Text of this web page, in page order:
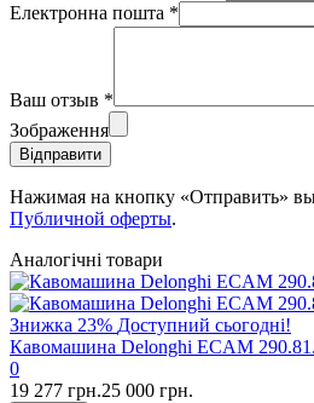
Електронна пошта *
Ваш отзыв *
Зображення
Відправити
Нажимая на кнопку «Отправить»
Публичной оферты.
Аналогічні товари
Знижка 23% Доступний сьогодні!
Кавомашина Delonghi ECAM
0
19 277 грн.25 000 грн.